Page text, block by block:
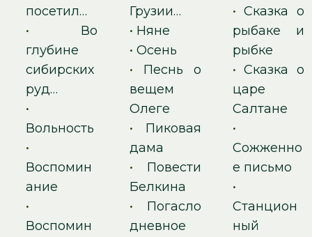
посетил…
• Во
глубине
сибирских
руд…
•
Вольность
•
Воспомин
ание
•
Воспомин
Грузии…
• Няне
• Осень
• Песнь о
вещем
Олеге
• Пиковая
дама
• Повести
Белкина
• Погасло
дневное
•Сказка о
рыбаке и
рыбке
•Сказка о
царе
Салтане
•
Сожженно
е письмо
•
Станцион
ный